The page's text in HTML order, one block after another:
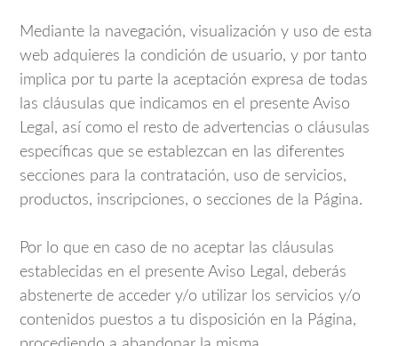
Mediante la navegación, visualización y uso de esta
web adquieres la condición de usuario, y por tanto
implica por tu parte la aceptación expresa de todas
las cláusulas que indicamos en el presente Aviso
Legal, así como el resto de advertencias o cláusulas
específicas que se establezcan en las diferentes
secciones para la contratación, uso de servicios,
productos, inscripciones, o secciones de la Página.
Por lo que en caso de no aceptar las cláusulas
establecidas en el presente Aviso Legal, deberás
abstenerte de acceder y/o utilizar los servicios y/o
contenidos puestos a tu disposición en la Página,